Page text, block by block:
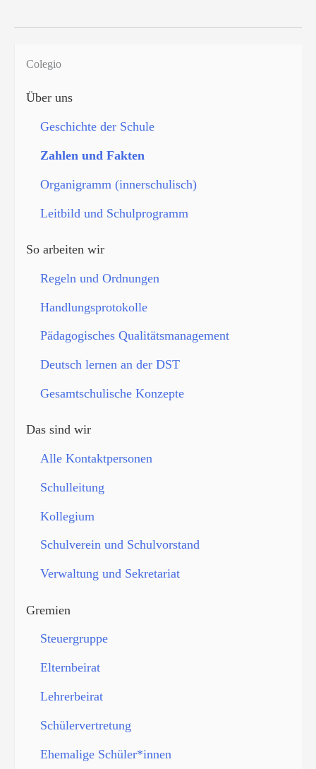
Colegio
Über uns
Geschichte der Schule
Zahlen und Fakten
Organigramm (innerschulisch)
Leitbild und Schulprogramm
So arbeiten wir
Regeln und Ordnungen
Handlungsprotokolle
Pädagogisches Qualitätsmanagement
Deutsch lernen an der DST
Gesamtschulische Konzepte
Das sind wir
Alle Kontaktpersonen
Schulleitung
Kollegium
Schulverein und Schulvorstand
Verwaltung und Sekretariat
Gremien
Steuergruppe
Elternbeirat
Lehrerbeirat
Schülervertretung
Ehemalige Schüler*innen